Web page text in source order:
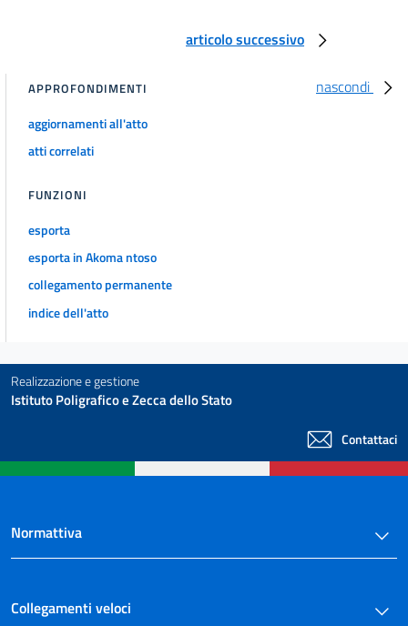
articolo successivo
nascondi
APPROFONDIMENTI
aggiornamenti all'atto
atti correlati
FUNZIONI
esporta
esporta in Akoma ntoso
collegamento permanente
indice dell'atto
Realizzazione e gestione
Istituto Poligrafico e Zecca dello Stato
Contattaci
Normattiva
Collegamenti veloci